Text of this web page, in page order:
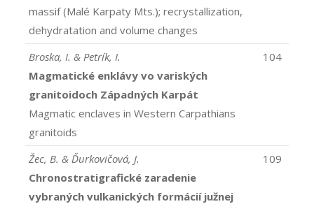
massif (Malé Karpaty Mts.); recrystallization,
dehydratation and volume changes
Broska, I. & Petrík, I.
Magmatické enklávy vo variských
granitoidoch Západných Karpát
Magmatic enclaves in Western Carpathians
granitoids
104
Žec, B. & Ďurkovičová, J.
Chronostratigrafické zaradenie
vybraných vulkanických formácií južnej
109